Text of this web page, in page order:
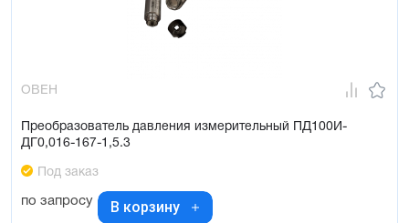
ОВЕН
Преобразователь давления измерительный ПД100И-
ДГ0,016-167-1,5.3
Под заказ
по запросу В корзину